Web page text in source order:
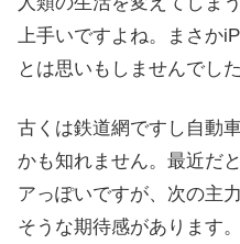
上手いですよね。まさか
とは思いもしませんでした
古くは鉄道網ですし自動
かも知れません。最近だ
アっぽいですが、次の主
そうな期待感があります。